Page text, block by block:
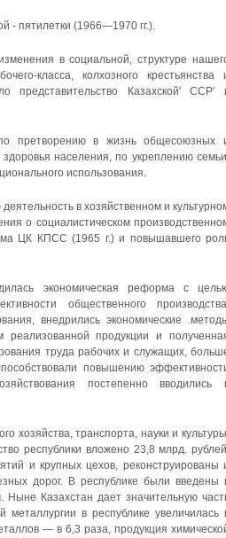
- пятилетки (1966—1970 гг.).
в социальной, структуре
класса, колхозного крестьянства
представительство Казахской' ССР'
претворению в жизнь общесоюзных
населения, по укреплению
использования.
в хозяйственном и
о социалистическом
ЦК КПСС (1965 г.) и повышавшего
экономическая реформа с
общественного
внедрились экономические
продукции и
труда рабочих и служащих,
повышению
постепенно вводились
хозяйства, транспорта, науки и
республики вложено 23,8 млрд.
и крупных цехов, реконструированы
дорог. В республике были введены
Ныне Казахстан дает значительную
в республике увеличилась
— в 6,3 раза, продукция